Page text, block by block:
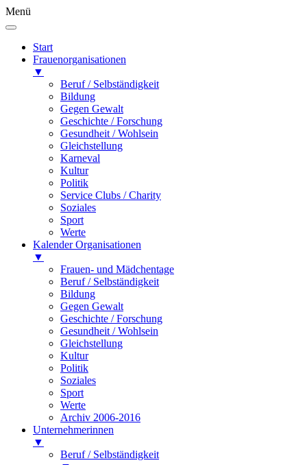
Menü
Start
Frauenorganisationen
▼
Beruf / Selbständigkeit
Bildung
Gegen Gewalt
Geschichte / Forschung
Gesundheit / Wohlsein
Gleichstellung
Karneval
Kultur
Politik
Service Clubs / Charity
Soziales
Sport
Werte
Kalender Organisationen
▼
Frauen- und Mädchentage
Beruf / Selbständigkeit
Bildung
Gegen Gewalt
Geschichte / Forschung
Gesundheit / Wohlsein
Gleichstellung
Kultur
Politik
Soziales
Sport
Werte
Archiv 2006-2016
Unternehmerinnen
▼
Beruf / Selbständigkeit